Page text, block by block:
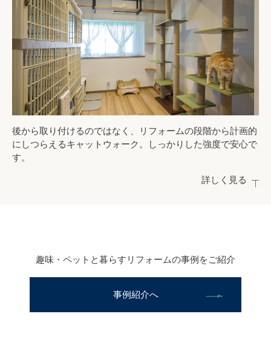
後から取り付けるのではなく、リフォームの段階から計画的
にしつらえるキャットウォーク。しっかりした強度で安心で
す。
詳しく見る
趣味・ペットと暮らすリフォームの事例をご紹介
事例紹介へ